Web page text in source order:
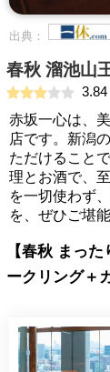
出典：
春秋 溜池山
3.84
赤坂一心は、
店です。新潟
ただけること
理とお酒で、
を一切使わず
を、ぜひご堪
【春秋 まっ
ークリング＋